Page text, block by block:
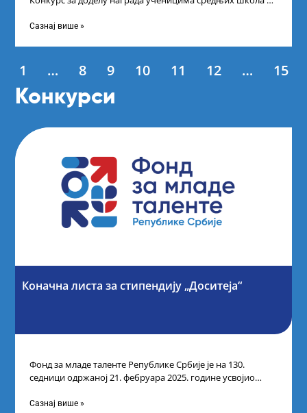
Сазнај више »
1 … 8 9 10 11 12 … 15
Конкурси
Коначна листа за стипендију „Доситеја“
Фонд за младе таленте Републике Србије је на 130.
седници одржаној 21. фебруара 2025. године усвојио
Сазнај више »